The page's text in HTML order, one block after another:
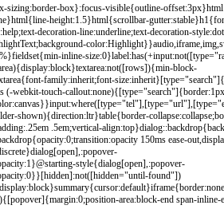
-sizing:border-box}:focus-visible{outline-offset:3px}html
}html{line-height:1.5}html{scrollbar-gutter:stable}h1 {
:help;text-decoration-line:underline;text-decoration-style:
;background-color:Highlight}}audio iframe img
%}fieldset{min-inline-size:0}label:has(+input:not([type=
){display:block}textarea:not([rows]){min-block-
{font-family:inherit;font-size:inherit}[type="search"]{
(-webkit-touch-callout:none){[type="search"]{border:1px
:canvas}}input:where([type="tel"] [type="url"] [type=
-shown){direction:ltr}table{border-collapse:collapse;
: 25em 5em;vertical-align:top}dialog::backdrop{
{opacity:0;transition:opacity 150ms ease-out
}dialog[open] :popover-
:1 }@starting-style{dialog[open] :popover-
:0}}[hidden]:not([hidden="until-found"])
display:block}summary{cursor:default}iframe{border:none
){[popover]{margin:0;position-area:block-end span-inline-